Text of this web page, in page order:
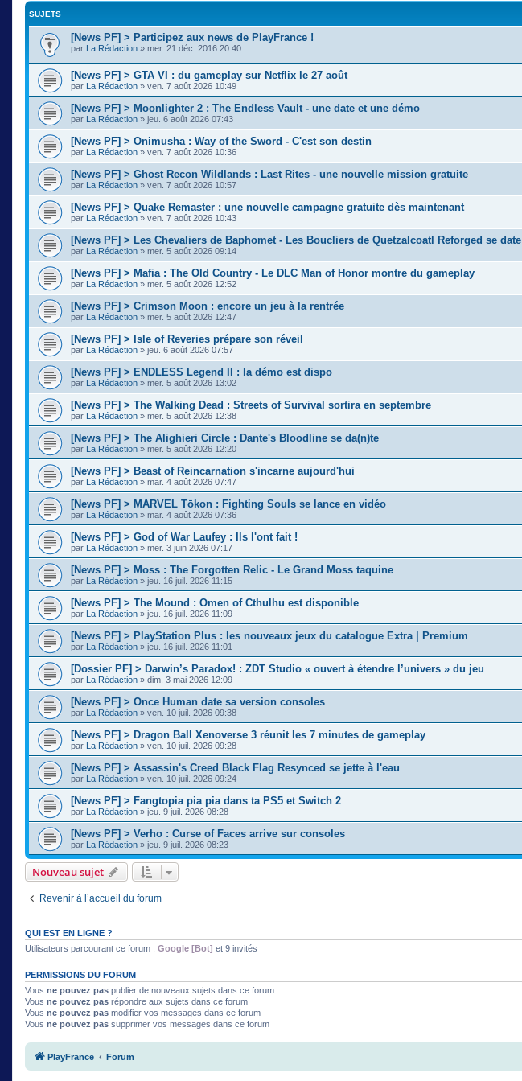
SUJETS
[News PF] > Participez aux news de PlayFrance !
par La Rédaction » mer. 21 déc. 2016 20:40
[News PF] > GTA VI : du gameplay sur Netflix le 27 août
par La Rédaction » ven. 7 août 2026 10:49
[News PF] > Moonlighter 2 : The Endless Vault - une date et une démo
par La Rédaction » jeu. 6 août 2026 07:43
[News PF] > Onimusha : Way of the Sword - C'est son destin
par La Rédaction » ven. 7 août 2026 10:36
[News PF] > Ghost Recon Wildlands : Last Rites - une nouvelle mission gratuite
par La Rédaction » ven. 7 août 2026 10:57
[News PF] > Quake Remaster : une nouvelle campagne gratuite dès maintenant
par La Rédaction » ven. 7 août 2026 10:43
[News PF] > Les Chevaliers de Baphomet - Les Boucliers de Quetzalcoatl Reforged se date
par La Rédaction » mer. 5 août 2026 09:14
[News PF] > Mafia : The Old Country - Le DLC Man of Honor montre du gameplay
par La Rédaction » mer. 5 août 2026 12:52
[News PF] > Crimson Moon : encore un jeu à la rentrée
par La Rédaction » mer. 5 août 2026 12:47
[News PF] > Isle of Reveries prépare son réveil
par La Rédaction » jeu. 6 août 2026 07:57
[News PF] > ENDLESS Legend II : la démo est dispo
par La Rédaction » mer. 5 août 2026 13:02
[News PF] > The Walking Dead : Streets of Survival sortira en septembre
par La Rédaction » mer. 5 août 2026 12:38
[News PF] > The Alighieri Circle : Dante's Bloodline se da(n)te
par La Rédaction » mer. 5 août 2026 12:20
[News PF] > Beast of Reincarnation s'incarne aujourd'hui
par La Rédaction » mar. 4 août 2026 07:47
[News PF] > MARVEL Tōkon : Fighting Souls se lance en vidéo
par La Rédaction » mar. 4 août 2026 07:36
[News PF] > God of War Laufey : Ils l'ont fait !
par La Rédaction » mer. 3 juin 2026 07:17
[News PF] > Moss : The Forgotten Relic - Le Grand Moss taquine
par La Rédaction » jeu. 16 juil. 2026 11:15
[News PF] > The Mound : Omen of Cthulhu est disponible
par La Rédaction » jeu. 16 juil. 2026 11:09
[News PF] > PlayStation Plus : les nouveaux jeux du catalogue Extra | Premium
par La Rédaction » jeu. 16 juil. 2026 11:01
[Dossier PF] > Darwin’s Paradox! : ZDT Studio « ouvert à étendre l’univers » du jeu
par La Rédaction » dim. 3 mai 2026 12:09
[News PF] > Once Human date sa version consoles
par La Rédaction » ven. 10 juil. 2026 09:38
[News PF] > Dragon Ball Xenoverse 3 réunit les 7 minutes de gameplay
par La Rédaction » ven. 10 juil. 2026 09:28
[News PF] > Assassin's Creed Black Flag Resynced se jette à l'eau
par La Rédaction » ven. 10 juil. 2026 09:24
[News PF] > Fangtopia pia pia dans ta PS5 et Switch 2
par La Rédaction » jeu. 9 juil. 2026 08:28
[News PF] > Verho : Curse of Faces arrive sur consoles
par La Rédaction » jeu. 9 juil. 2026 08:23
Nouveau sujet
Revenir à l’accueil du forum
QUI EST EN LIGNE ?
Utilisateurs parcourant ce forum : Google [Bot] et 9 invités
PERMISSIONS DU FORUM
Vous ne pouvez pas publier de nouveaux sujets dans ce forum
Vous ne pouvez pas répondre aux sujets dans ce forum
Vous ne pouvez pas modifier vos messages dans ce forum
Vous ne pouvez pas supprimer vos messages dans ce forum
PlayFrance Forum